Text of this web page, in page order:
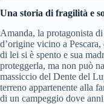
Una storia di fragilità e
Amanda, la protagonista di
d’origine vicino a
di lei si è spento e sua
proteggerla, ma non può
massiccio del Dente del
terreno appartenente alla
di un campeggio dove